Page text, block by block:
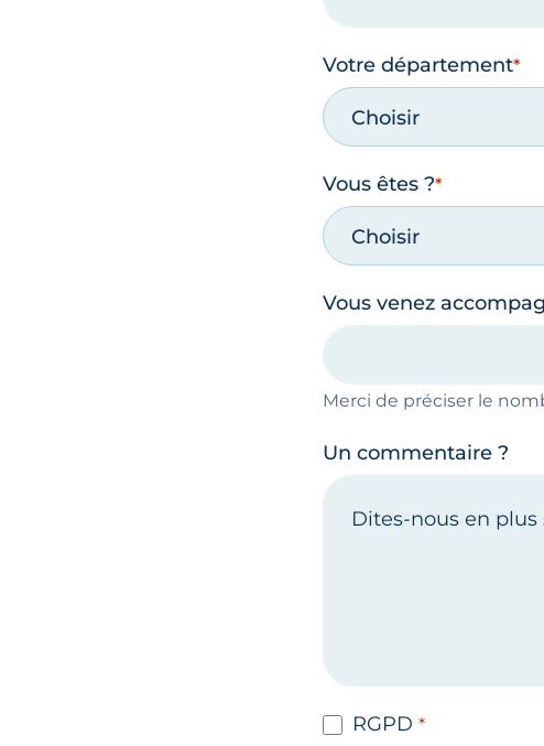
Votre département
Choisir
Vous êtes ?
Choisir
Vous venez
Merci de préciser le
Un commentaire ?
RGPD